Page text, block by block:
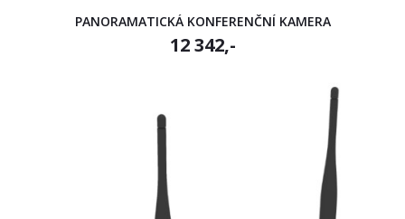
PANORAMATICKÁ KONFERENČNÍ KAMERA
12 342,-